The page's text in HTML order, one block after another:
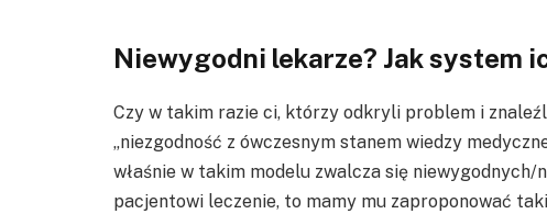
Niewygodni lekarze? Jak system
Czy w takim razie ci, którzy odkryli problem i
„niezgodność z ówczesnym stanem wiedzy
właśnie w takim modelu zwalcza się
pacjentowi leczenie, to mamy mu zaproponować